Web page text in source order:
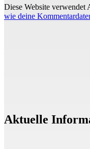
Diese Website verwendet
wie deine
Aktuelle